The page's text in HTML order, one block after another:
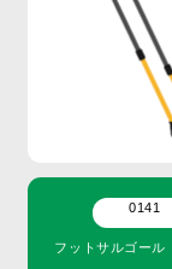
0141
フットサルゴール